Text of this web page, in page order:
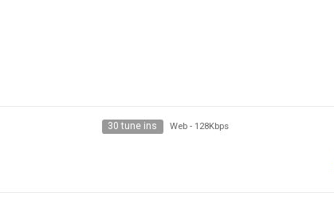
30 tune ins Web - 128Kbps